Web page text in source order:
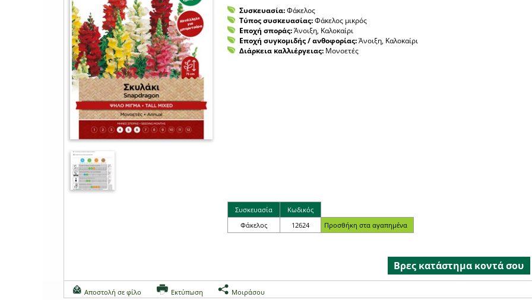
Συσκευασία:Φάκελος
Τύπος συσκευασίας:Φάκελος μικρός
Εποχή σποράς:Άνοιξη, Καλοκαίρι
Εποχή συγκομιδής / ανθοφορίας:Άνοιξη, Καλοκαίρι
Διάρκεια καλλιέργειας: Μονοετές
Συσκευασία
Κωδικός
Φάκελος
12624
Βρες κατάστημα κοντά σου
Αποστολή σε φίλο Εκτύπωση Μοιράσου